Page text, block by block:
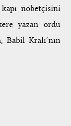
nöbetçisini
yazan ordu
Babil Kralı’nın